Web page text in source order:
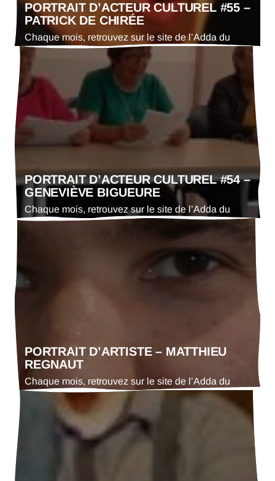
PORTRAIT D’ACTEUR CULTUREL #55 –
PATRICK DE CHIRÉE
Chaque mois, retrouvez sur le site de l’Adda du
Gers le portrait d’un·e acteur·trice culturel·le. En ce
mois de juin 2025 : Patrick de Chirée, président du
festival Éclats de Voix.
PORTRAIT D’ACTEUR CULTUREL #54 –
GENEVIÈVE BIGUEURE
Chaque mois, retrouvez sur le site de l’Adda du
Gers le portrait d’un·e acteur·trice culturel·le. En ce
mois de mai 2025 : Geneviève Bigueure, directrice
PORTRAIT D’ARTISTE – MATTHIEU
REGNAUT
Chaque mois, retrouvez sur le site de l’Adda du
Gers le portrait d’un·e artiste. En ce mois de mai
2025 : Matthieu Regnaut, directeur artistique de la
Compagnie Qui Va